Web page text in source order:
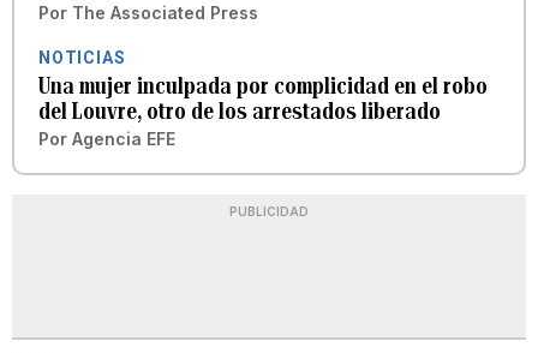
Por The Associated Press
NOTICIAS
Una mujer inculpada por complicidad en el robo
del Louvre, otro de los arrestados liberado
Por Agencia EFE
PUBLICIDAD